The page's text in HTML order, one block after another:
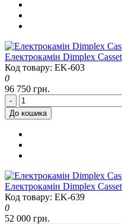
Електрокамін Dimplex
Код товару: EK-603
0
96 750 грн.
-
До кошика
Електрокамін Dimplex
Код товару: EK-639
0
52 000 грн.